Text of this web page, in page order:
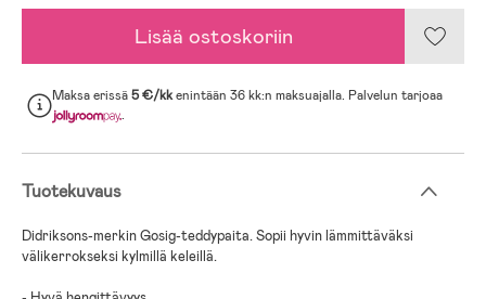
Lisää ostoskoriin
Maksa erissä5 €/kkenintään 36 kk:n maksuajalla. Palvelun tarjoaa
.
Tuotekuvaus
Didriksons-merkin Gosig-teddypaita. Sopii hyvin lämmittäväksi
välikerrokseksi kylmillä keleillä.